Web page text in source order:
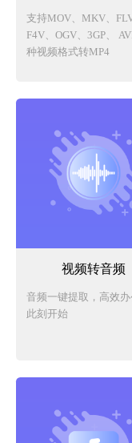
支持MOV、MKV、FLV
F4V、OGV、3GP、
种视频格式转MP4
视频转音频
音频一键提取，高效办
此刻开始